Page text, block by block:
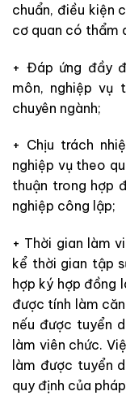
chuẩn, điều kiện
cơ quan có thẩm
+ Đáp ứng đầy
môn, nghiệp vụ
chuyên ngành;
+ Chịu trách
nghiệp vụ theo
thuận trong hợp
nghiệp công lập;
+ Thời gian làm
kể thời gian tập
hợp ký hợp đồng
được tính làm
nếu được tuyển
làm viên chức.
làm được tuyển
quy định của